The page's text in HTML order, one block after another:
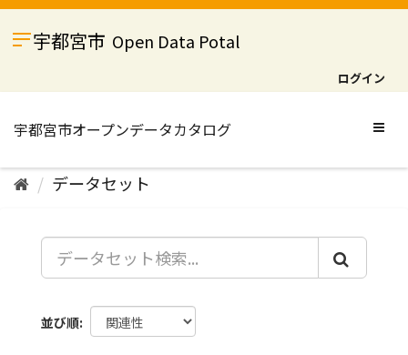
ス
宇都宮市 Open Data Potal
ログイン
データセット
並び順